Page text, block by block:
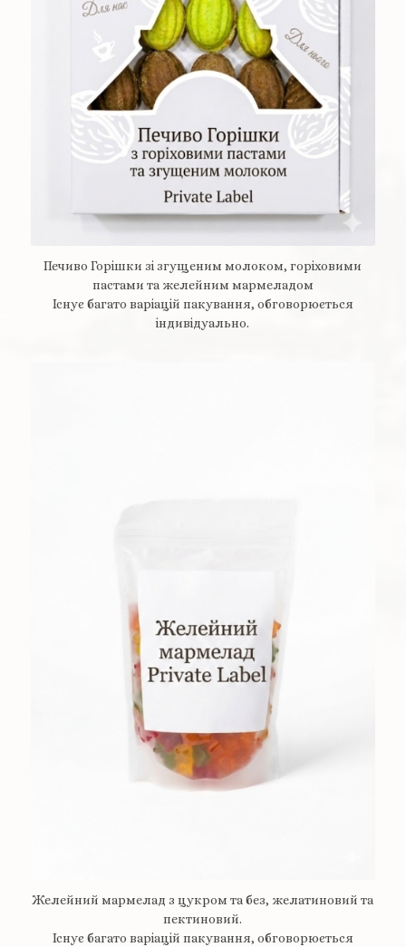
Печиво Горішки зі згущеним молоком, горіховими
пастами та желейним мармеладом
Існує багато варіацій пакування, обговорюється
індивідуально.
Желейний мармелад з цукром та без, желатиновий та
пектиновий.
Існує багато варіацій пакування, обговорюється